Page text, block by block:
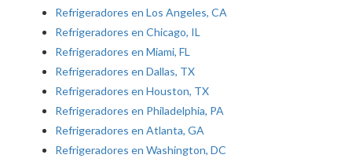
Refrigeradores en Los Angeles, CA
Refrigeradores en Chicago, IL
Refrigeradores en Miami, FL
Refrigeradores en Dallas, TX
Refrigeradores en Houston, TX
Refrigeradores en Philadelphia, PA
Refrigeradores en Atlanta, GA
Refrigeradores en Washington, DC